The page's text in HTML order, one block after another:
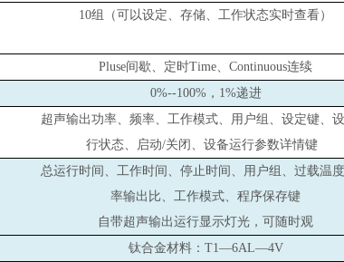
10组（可以设定、存储、工作状态实时查看）
Pluse间歇、定时Time、Continuous连续
0%--100%，1%递进
超声输出功率、频率、工作模式、用户组、设定键、
行状态、启动/关闭、设备运行参数详情键
总运行时间、工作时间、停止时间、用户组、过载温
率输出比、工作模式、程序保存键
自带超声输出运行显示灯光，可随时观
钛合金材料：T1—6AL—4V